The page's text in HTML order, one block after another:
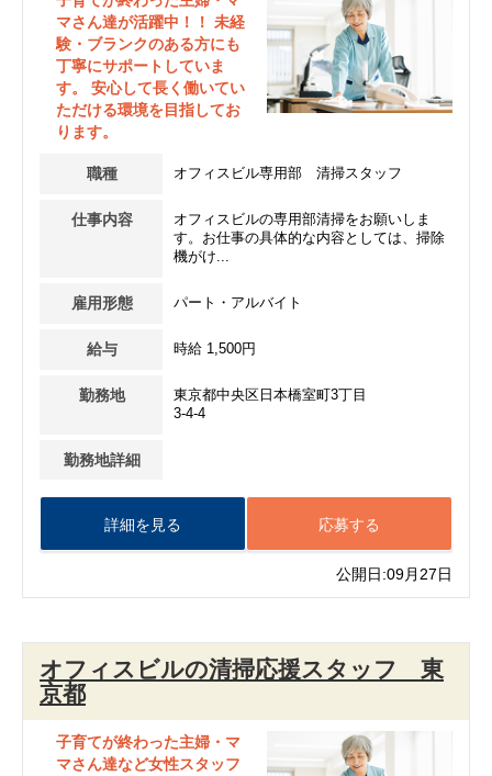
マさん達が活躍中！！ 未経
験・ブランクのある方にも
丁寧にサポートしていま
す。 安心して長く働いてい
ただける環境を目指してお
ります。
職種 オフィスビル専用部 清掃スタッフ
仕事内容
オフィスビルの専用部清掃をお願いしま
す。お仕事の具体的な内容としては、掃除
機がけ...
雇用形態 パート・アルバイト
給与 時給 1,500円
勤務地
東京都中央区日本橋室町3丁目
3-4-4
勤務地詳細
応募する
詳細を見る
公開日:09月27日
オフィスビルの清掃応援スタッフ 東
京都
子育てが終わった主婦・マ
マさん達など女性スタッフ